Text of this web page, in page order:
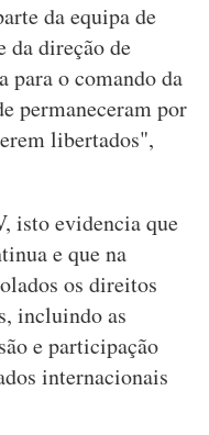
da equipa de
da direção de
para o comando da
permaneceram por
libertados",
isto evidencia que
e que na
os direitos
incluindo as
e participação
internacionais